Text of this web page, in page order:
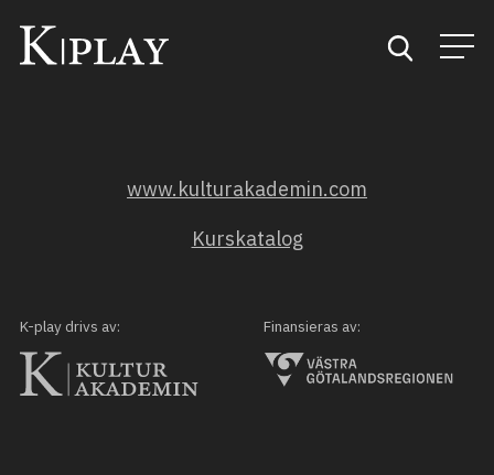
Kategorier
Mina favoriter
www.kulturakademin.com
Kurskatalog
K-play drivs av: Finansieras av: